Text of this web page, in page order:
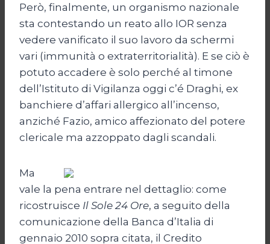
Però, finalmente, un organismo nazionale
sta contestando un reato allo IOR senza
vedere vanificato il suo lavoro da schermi
vari (immunità o extraterritorialità). E se ciò è
potuto accadere è solo perché al timone
dell’Istituto di Vigilanza oggi c’é Draghi, ex
banchiere d’affari allergico all’incenso,
anziché Fazio, amico affezionato del potere
clericale ma azzoppato dagli scandali.
Ma
vale la pena entrare nel dettaglio: come
ricostruisce Il Sole 24 Ore, a seguito della
comunicazione della Banca d’Italia di
gennaio 2010 sopra citata, il Credito